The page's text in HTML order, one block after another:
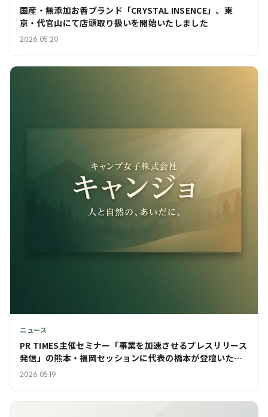
国産・無添加お香ブランド「CRYSTAL INSENCE」、東
京・代官山にて店頭取り扱いを開始いたしました
2026.05.20
ニュース
PR TIMES主催セミナー「事業を加速させるプレスリリース
発信」の熊本・福岡セッションに代表の橋本が登壇いたし
ました
2026.05.19